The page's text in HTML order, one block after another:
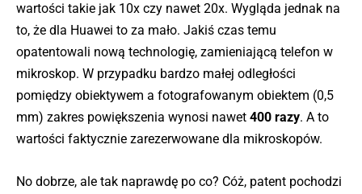
wartości takie jak 10x czy nawet 20x. Wygląda jednak na
to, że dla Huawei to za mało. Jakiś czas temu
opatentowali nową technologię, zamieniającą telefon w
mikroskop. W przypadku bardzo małej odległości
pomiędzy obiektywem a fotografowanym obiektem (0,5
mm) zakres powiększenia wynosi nawet 400 razy. A to
wartości faktycznie zarezerwowane dla mikroskopów.
No dobrze, ale tak naprawdę po co? Cóż, patent pochodzi